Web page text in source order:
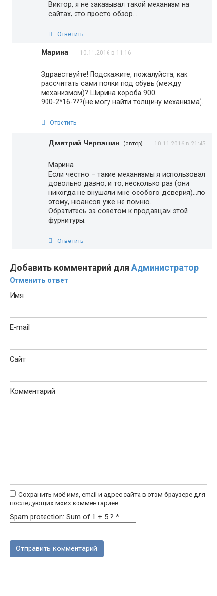
Виктор, я не заказывал такой механизм на
сайтах, это просто обзор….
Ответить
Марина 10.11.2016 в 11:16
Здравствуйте! Подскажите, пожалуйста, как
рассчитать сами полки под обувь (между
механизмом)? Ширина короба 900.
900-2*16-???(не могу найти толщину механизма).
Ответить
Дмитрий Черпашин (автор) 10.11.2016 в 21:45
Марина
Если честно – такие механизмы я использовал
довольно давно, и то, несколько раз (они
никогда не внушали мне особого доверия)…по
этому, нюансов уже не помню.
Обратитесь за советом к продавцам этой
фурнитуры.
Ответить
Добавить комментарий для Администратор
Отменить ответ
Имя
E-mail
Сайт
Комментарий
Сохранить моё имя, email и адрес сайта в этом браузере для
последующих моих комментариев.
Spam protection: Sum of 1 + 5 ? *